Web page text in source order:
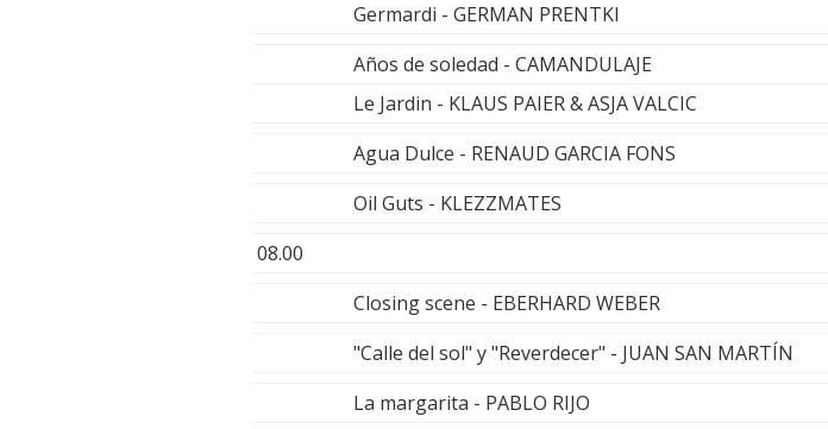
Germardi - GERMAN PRENTKI
Años de soledad - CAMANDULAJE
Le Jardin - KLAUS PAIER & ASJA VALCIC
Agua Dulce - RENAUD GARCIA FONS
Oil Guts - KLEZZMATES
08.00
Closing scene - EBERHARD WEBER
"Calle del sol" y "Reverdecer" - JUAN SAN MARTÍN
La margarita - PABLO RIJO